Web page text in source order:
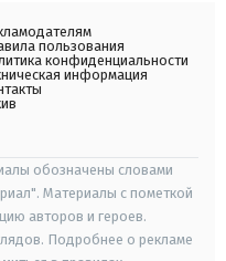
пользования
конфиденциальности
информация
обозначены словами
Материалы с пометкой
авторов и героев.
Подробнее о рекламе